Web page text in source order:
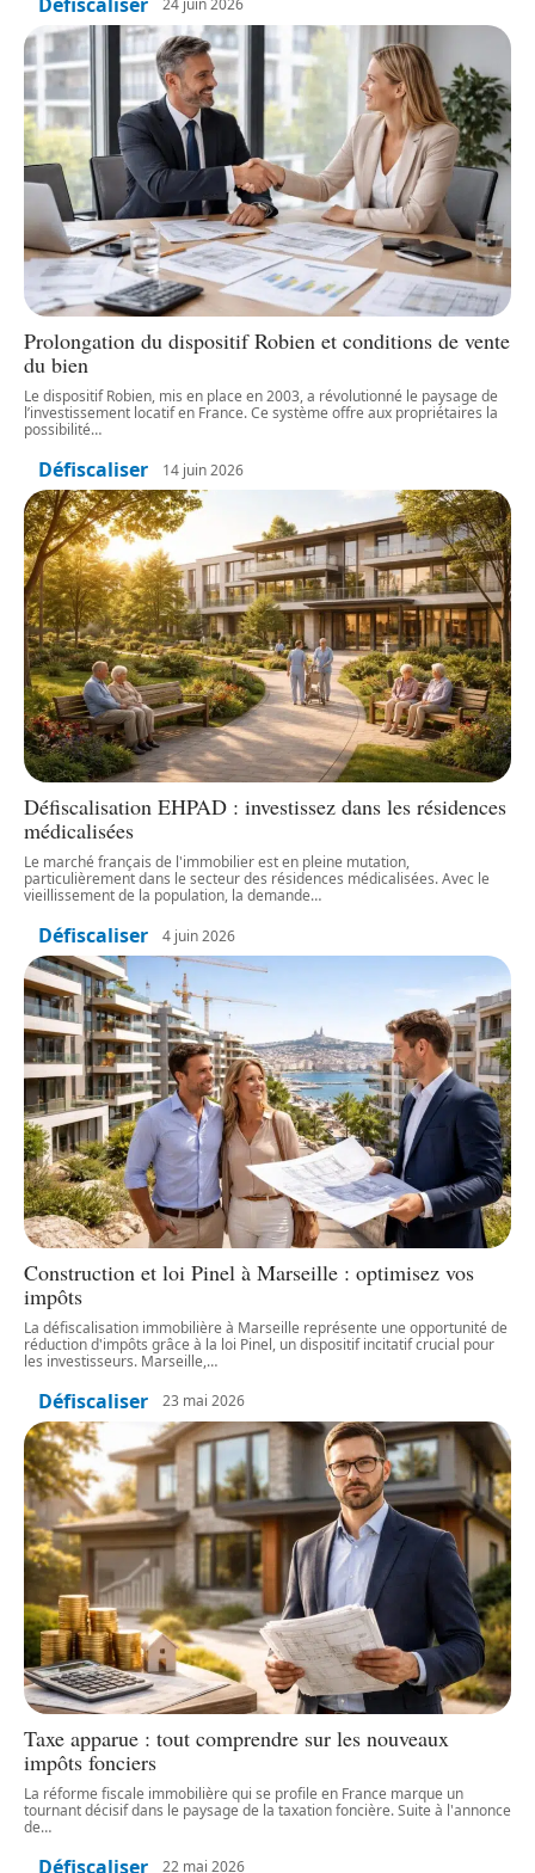
24 juin 2026
Prolongation du dispositif Robien et conditions de vente
du bien
Le dispositif Robien, mis en place en 2003, a révolutionné le paysage de
l’investissement locatif en France. Ce système offre aux propriétaires la
possibilité…
Défiscaliser 14 juin 2026
Défiscalisation EHPAD : investissez dans les résidences
médicalisées
Le marché français de l'immobilier est en pleine mutation,
particulièrement dans le secteur des résidences médicalisées. Avec le
vieillissement de la population, la demande…
Défiscaliser 4 juin 2026
Construction et loi Pinel à Marseille : optimisez vos
impôts
La défiscalisation immobilière à Marseille représente une opportunité de
réduction d'impôts grâce à la loi Pinel, un dispositif incitatif crucial pour
les investisseurs. Marseille,…
Défiscaliser 23 mai 2026
Taxe apparue : tout comprendre sur les nouveaux
impôts fonciers
La réforme fiscale immobilière qui se profile en France marque un
tournant décisif dans le paysage de la taxation foncière. Suite à l'annonce
de…
Défiscaliser 22 mai 2026